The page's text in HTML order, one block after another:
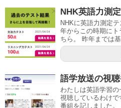
NHK英語力測
NHKに英語力測定
年からこの時期にト
ちら。 昨年までは
語学放送の視
わたしは英語学習
視聴しているわけ
番組を記しました